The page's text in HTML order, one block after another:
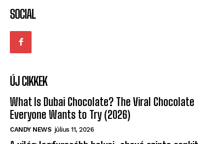
SOCIAL
ÚJ CIKKEK
What Is Dubai Chocolate? The Viral Chocolate
Everyone Wants to Try (2026)
CANDY NEWS július 11, 2026